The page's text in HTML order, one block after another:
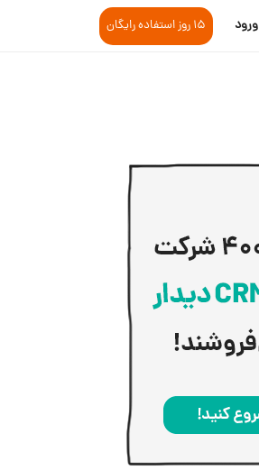
ورود 15 روز استفاده رایگان